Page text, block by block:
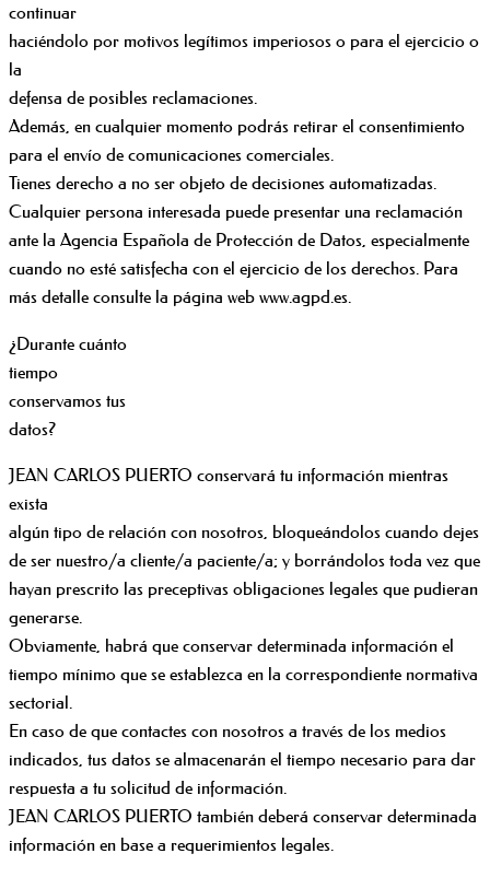
continuar
haciéndolo por motivos legítimos imperiosos o para el ejercicio o
la
defensa de posibles reclamaciones.
Además, en cualquier momento podrás retirar el consentimiento
para el envío de comunicaciones comerciales.
Tienes derecho a no ser objeto de decisiones automatizadas.
Cualquier persona interesada puede presentar una reclamación
ante la Agencia Española de Protección de Datos, especialmente
cuando no esté satisfecha con el ejercicio de los derechos. Para
más detalle consulte la página web www.agpd.es.
¿Durante cuánto
tiempo
conservamos tus
datos?
JEAN CARLOS PUERTO conservará tu información mientras
exista
algún tipo de relación con nosotros, bloqueándolos cuando dejes
de ser nuestro/a cliente/a paciente/a; y borrándolos toda vez que
hayan prescrito las preceptivas obligaciones legales que pudieran
generarse.
Obviamente, habrá que conservar determinada información el
tiempo mínimo que se establezca en la correspondiente normativa
sectorial.
En caso de que contactes con nosotros a través de los medios
indicados, tus datos se almacenarán el tiempo necesario para dar
respuesta a tu solicitud de información.
JEAN CARLOS PUERTO también deberá conservar determinada
información en base a requerimientos legales.